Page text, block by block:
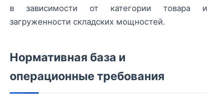
в зависимости от категории товара и
загруженности складских мощностей.
Нормативная база и
операционные требования